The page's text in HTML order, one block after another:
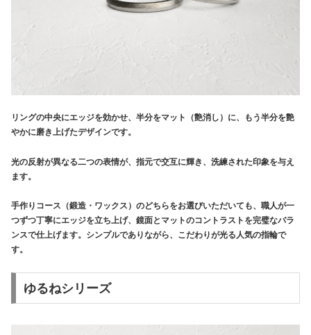
リングの中央にエッジを効かせ、半分をマット（艶消し）に、もう半分を艶
やかに磨き上げたデザインです。
光の反射が異なる二つの表情が、指元で交互に輝き、洗練された印象を与え
ます。
手作りコース（鍛造・ワックス）のどちらをお選びいただいても、職人が一
つずつ丁寧にエッジを立ち上げ、鏡面とマットのコントラストを完璧なバラ
ンスで仕上げます。シンプルでありながら、こだわりが光る人気の指輪で
す。
ゆるねシリーズ